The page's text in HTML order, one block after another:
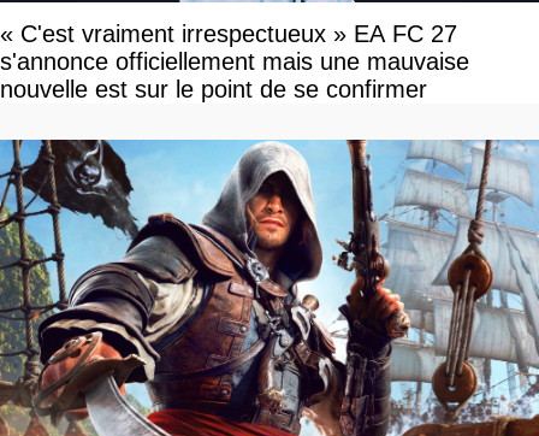
« C'est vraiment irrespectueux » EA FC 27
s'annonce officiellement mais une mauvaise
nouvelle est sur le point de se confirmer